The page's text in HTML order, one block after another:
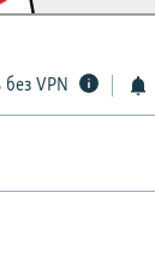
VPN